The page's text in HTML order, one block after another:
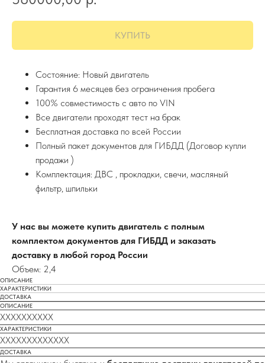
КУПИТЬ
Состояние: Новый двигатель
Гарантия 6 месяцев без ограничения пробега
100% совместимость с авто по VIN
Все двигатели проходят тест на брак
Бесплатная доставка по всей России
Полный пакет документов для ГИБДД (Договор купли
продажи )
Комплектация: ДВС , прокладки, свечи, масляный
фильтр, шпильки
У нас вы можете купить двигатель с полным
комплектом документов для ГИБДД и заказать
доставку в любой город России
Объем: 2,4
ОПИСАНИЕ
ХАРАКТЕРИСТИКИ
ДОСТАВКА
ОПИСАНИЕ
XXXXXXXXXX
ХАРАКТЕРИСТИКИ
XXXXXXXXXXXXX
ДОСТАВКА